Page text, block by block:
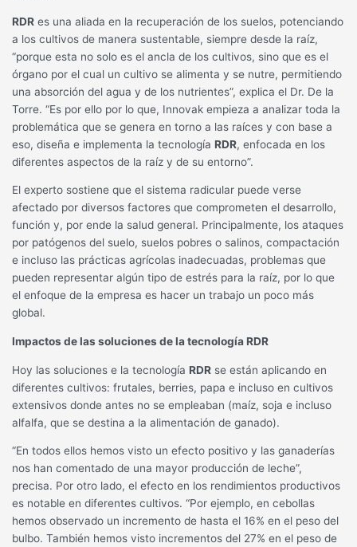
RDR es una aliada en la recuperación de los suelos, potenciando
a los cultivos de manera sustentable, siempre desde la raíz,
“porque esta no solo es el ancla de los cultivos, sino que es el
órgano por el cual un cultivo se alimenta y se nutre, permitiendo
una absorción del agua y de los nutrientes”, explica el Dr. De la
Torre. “Es por ello por lo que, Innovak empieza a analizar toda la
problemática que se genera en torno a las raíces y con base a
eso, diseña e implementa la tecnologíaRDR, enfocada en los
diferentes aspectos de la raíz y de su entorno”.
El experto sostiene que el sistema radicular puede verse
afectado por diversos factores que comprometen el desarrollo,
función y, por ende la salud general. Principalmente, los ataques
por patógenos del suelo, suelos pobres o salinos, compactación
e incluso las prácticas agrícolas inadecuadas, problemas que
pueden representar algún tipo de estrés para la raíz, por lo que
el enfoque de la empresa es hacer un trabajo un poco más
global.
Impactos de las soluciones de la tecnología RDR
Hoy las soluciones e la tecnologíaRDR se están aplicando en
diferentes cultivos: frutales, berries, papa e incluso en cultivos
extensivos donde antes no se empleaban (maíz, soja e incluso
alfalfa, que se destina a la alimentación de ganado).
“En todos ellos hemos visto un efecto positivo y las ganaderías
nos han comentado de una mayor producción de leche”,
precisa. Por otro lado, el efecto en los rendimientos productivos
es notable en diferentes cultivos. “Por ejemplo, en cebollas
hemos observado un incremento de hasta el 16% en el peso del
bulbo. También hemos visto incrementos del 27% en el peso de